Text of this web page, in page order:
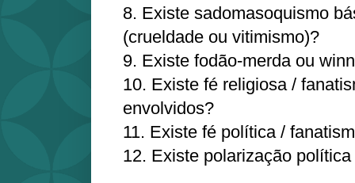
8. Existe sadomasoquismo
(crueldade ou vitimismo)?
9. Existe fodão-merda ou
10. Existe fé religiosa /
envolvidos?
11. Existe fé política /
12. Existe polarização